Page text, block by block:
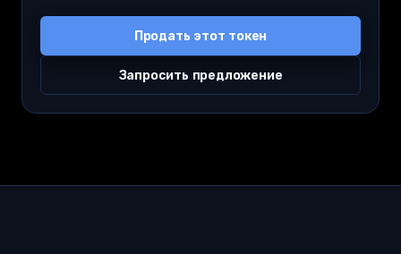
Продать этот токен
Запросить предложение